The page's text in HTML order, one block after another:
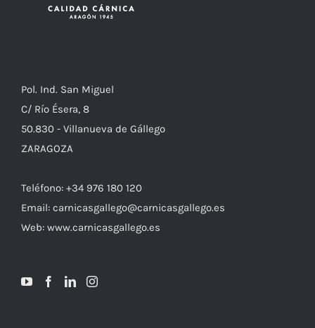
Pol. Ind. San Miguel
C/ Río Ésera, 8
50.830 - Villanueva de Gállego
ZARAGOZA
Teléfono: +34 976 180 120
Email: carnicasgallego@carnicasgallego.es
Web: www.carnicasgallego.es